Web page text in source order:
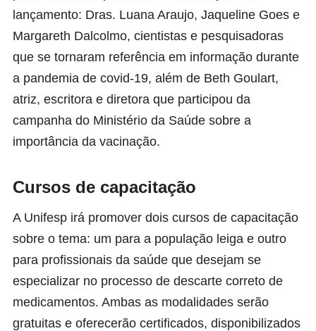
lançamento: Dras. Luana Araujo, Jaqueline Goes e
Margareth Dalcolmo, cientistas e pesquisadoras
que se tornaram referência em informação durante
a pandemia de covid-19, além de Beth Goulart,
atriz, escritora e diretora que participou da
campanha do Ministério da Saúde sobre a
importância da vacinação.
Cursos de capacitação
A Unifesp irá promover dois cursos de capacitação
sobre o tema: um para a população leiga e outro
para profissionais da saúde que desejam se
especializar no processo de descarte correto de
medicamentos. Ambas as modalidades serão
gratuitas e oferecerão certificados, disponibilizados